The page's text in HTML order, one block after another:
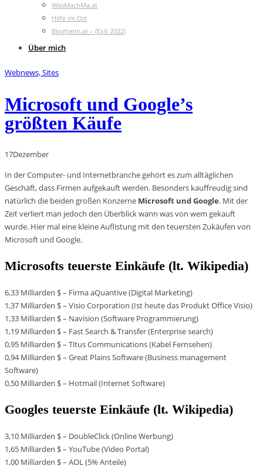
WasMachMa.at
Hilfe im Ort
Blogheim.at – (Exit 2022)
Über mich
Webnews, Sites
Microsoft und Google’s
größten Käufe
17Dezember
In der Computer- und Internetbranche gehört es zum alltäglichen
Geschäft, dass Firmen aufgekauft werden. Besonders kauffreudig sind
natürlich die beiden großen Konzerne Microsoft und Google. Mit der
Zeit verliert man jedoch den Überblick wann was von wem gekauft
wurde. Hier mal eine kleine Auflistung mit den teuersten Zukäufen von
Microsoft und Google.
Microsofts teuerste Einkäufe (lt. Wikipedia)
6,33 Milliarden $ – Firma aQuantive (Digital Marketing)
1,37 Milliarden $ – Visio Corporation (Ist heute das Produkt Office Visio)
1,33 Milliarden $ – Navision (Software Programmierung)
1,19 Milliarden $ – Fast Search & Transfer (Enterprise search)
0,95 Milliarden $ – Titus Communications (Kabel Fernsehen)
0,94 Milliarden $ – Great Plains Software (Business management
Software)
0,50 Milliarden $ – Hotmail (Internet Software)
Googles teuerste Einkäufe (lt. Wikipedia)
3,10 Milliarden $ – DoubleClick (Online Werbung)
1,65 Milliarden $ – YouTube (Video Portal)
1,00 Milliarden $ – AOL (5% Anteile)